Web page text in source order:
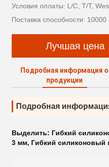
Условия оплаты: L/C, T/T,
Поставка способности:
Лучшая цена
Подробная информация о
продукции
Подробная
Выделить: Гибкий
3 мм, Гибкий силиконовый